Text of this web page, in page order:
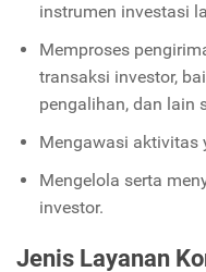
instrumen investasi
Memproses
transaksi investor,
pengalihan, dan lain
Mengawasi aktivitas
Mengelola serta
investor.
Jenis Layanan